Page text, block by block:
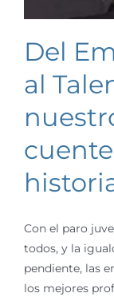
Del
al
Con el paro
todos, y la
pendiente, las
los mejores